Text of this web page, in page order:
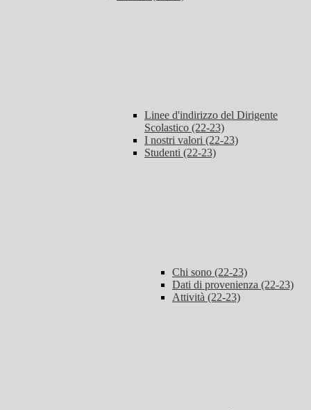
Linee d'indirizzo del Dirigente
Scolastico (22-23)
I nostri valori (22-23)
Studenti (22-23)
Chi sono (22-23)
Dati di provenienza (22-23)
Attività (22-23)